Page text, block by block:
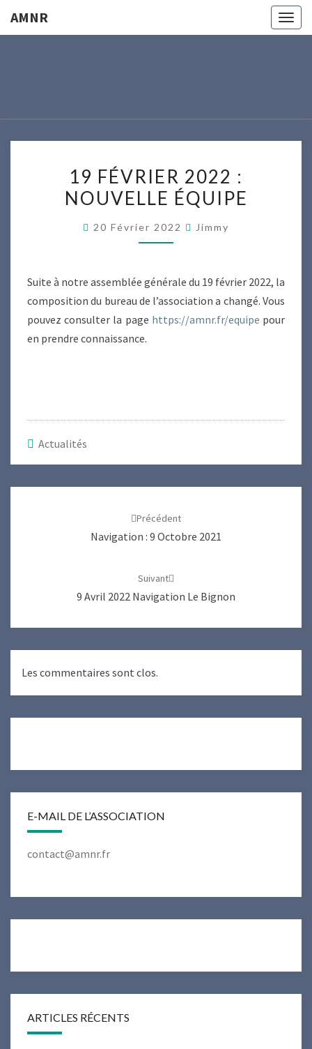
AMNR
FÉVRIER
2022
19 FÉVRIER 2022 :
NOUVELLE ÉQUIPE
20 Février 2022 Jimmy
Suite à notre assemblée générale du 19 février 2022, la
composition du bureau de l’association a changé. Vous
pouvez consulter la page https://amnr.fr/equipe pour
en prendre connaissance.
Actualités
Précédent
Navigation : 9 Octobre 2021
Suivant
9 Avril 2022 Navigation Le Bignon
Les commentaires sont clos.
E-MAIL DE L’ASSOCIATION
contact@amnr.fr
ARTICLES RÉCENTS